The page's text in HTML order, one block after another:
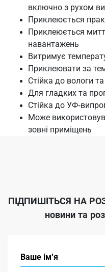
включно з рухом
Приклеюється
Приклеюється
навантажень
Витримує
Приклеювати за
Стійка до вологи
Для гладких та
Стійка до УФ-
Може
зовні приміщень
ПІДПИШІТЬСЯ НА
новини та